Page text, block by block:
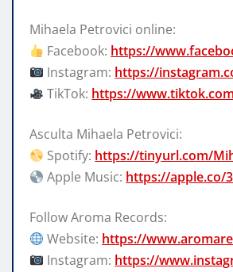
Mihaela Petrovici online:
Facebook: https://
Instagram: https://
TikTok: https://
Asculta Mihaela Petrovici:
Spotify: https://tinyurl.com/
Apple Music: https://apple.co/
Follow Aroma Records:
Website: https://
Instagram: https://